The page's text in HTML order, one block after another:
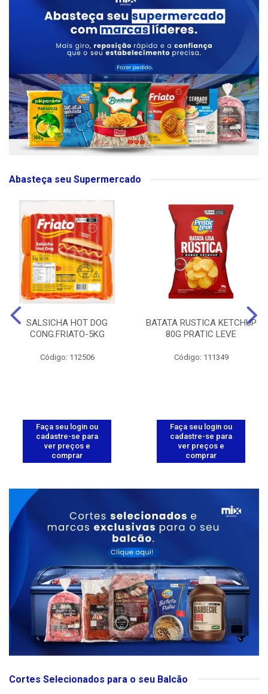
Abasteça seu Supermercado
SALSICHA HOT DOG
CONG.FRIATO-5KG
Código: 112506
Faça seu login ou
cadastre-se para
ver preços e
comprar
BATATA RUSTICA KETCHUP
80G PRATIC LEVE
Código: 111349
Faça seu login ou
cadastre-se para
ver preços e
comprar
Cortes Selecionados para o seu Balcão